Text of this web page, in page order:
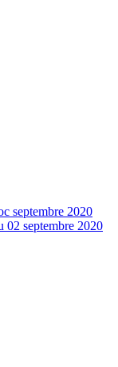
septembre 2020
02 septembre 2020